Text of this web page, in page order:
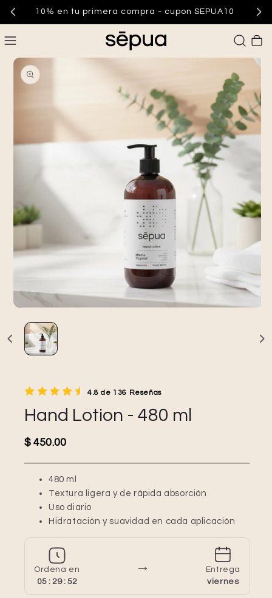
10% en tu primera compra - cupon SEPUA10
Carrito
Abrir elemento multimedia 1 en una ventana modal
4.8 de 136 Reseñas
Hand Lotion - 480 ml
Precio habitual
$ 450.00
480 ml
Textura ligera y de rápida absorción
Uso diario
Hidratación y suavidad en cada aplicación
Ordena en
05 : 29 : 51
→
Entrega
viernes